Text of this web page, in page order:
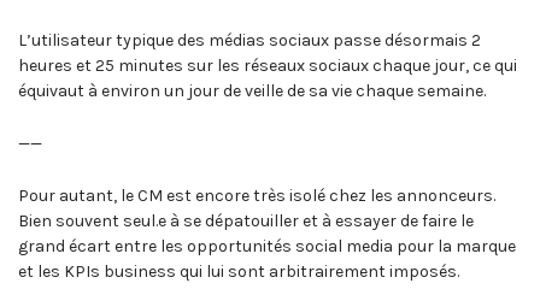
L’utilisateur typique des médias sociaux passe désormais 2
heures et 25 minutes sur les réseaux sociaux chaque jour, ce qui
équivaut à environ un jour de veille de sa vie chaque semaine.
——
Pour autant, le CM est encore très isolé chez les annonceurs.
Bien souvent seul.e à se dépatouiller et à essayer de faire le
grand écart entre les opportunités social media pour la marque
et les KPIs business qui lui sont arbitrairement imposés.